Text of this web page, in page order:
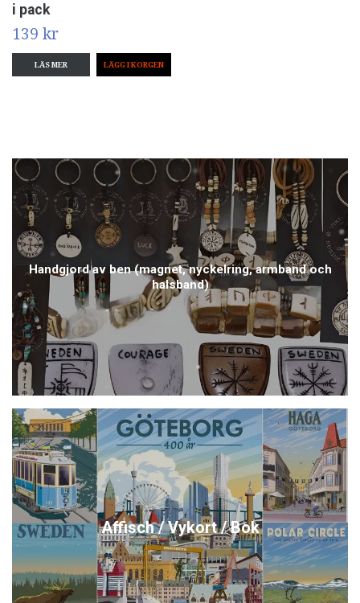
Handgjord av ben (magnet, nyckelring, armband och
halsband)
Affisch / Vykort / Bok
i pack
139 kr
LÄS MER